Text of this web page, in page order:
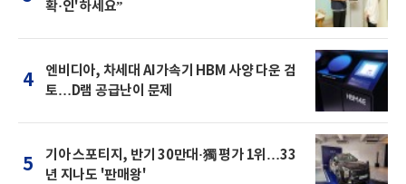
확·인'하세요”
4
엔비디아, 차세대 AI가속기 HBM 사양 다운 검
토…D램 공급난이 문제
5
기아 스포티지, 반기 30만대·獨 평가 1위…33
년 지나도 '판매왕'